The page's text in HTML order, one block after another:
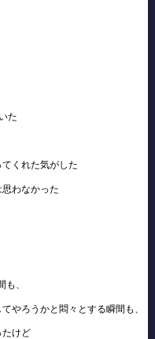
た
くれた気がした
わなかった
、
やろうかと悶々とする瞬間も、
たけど